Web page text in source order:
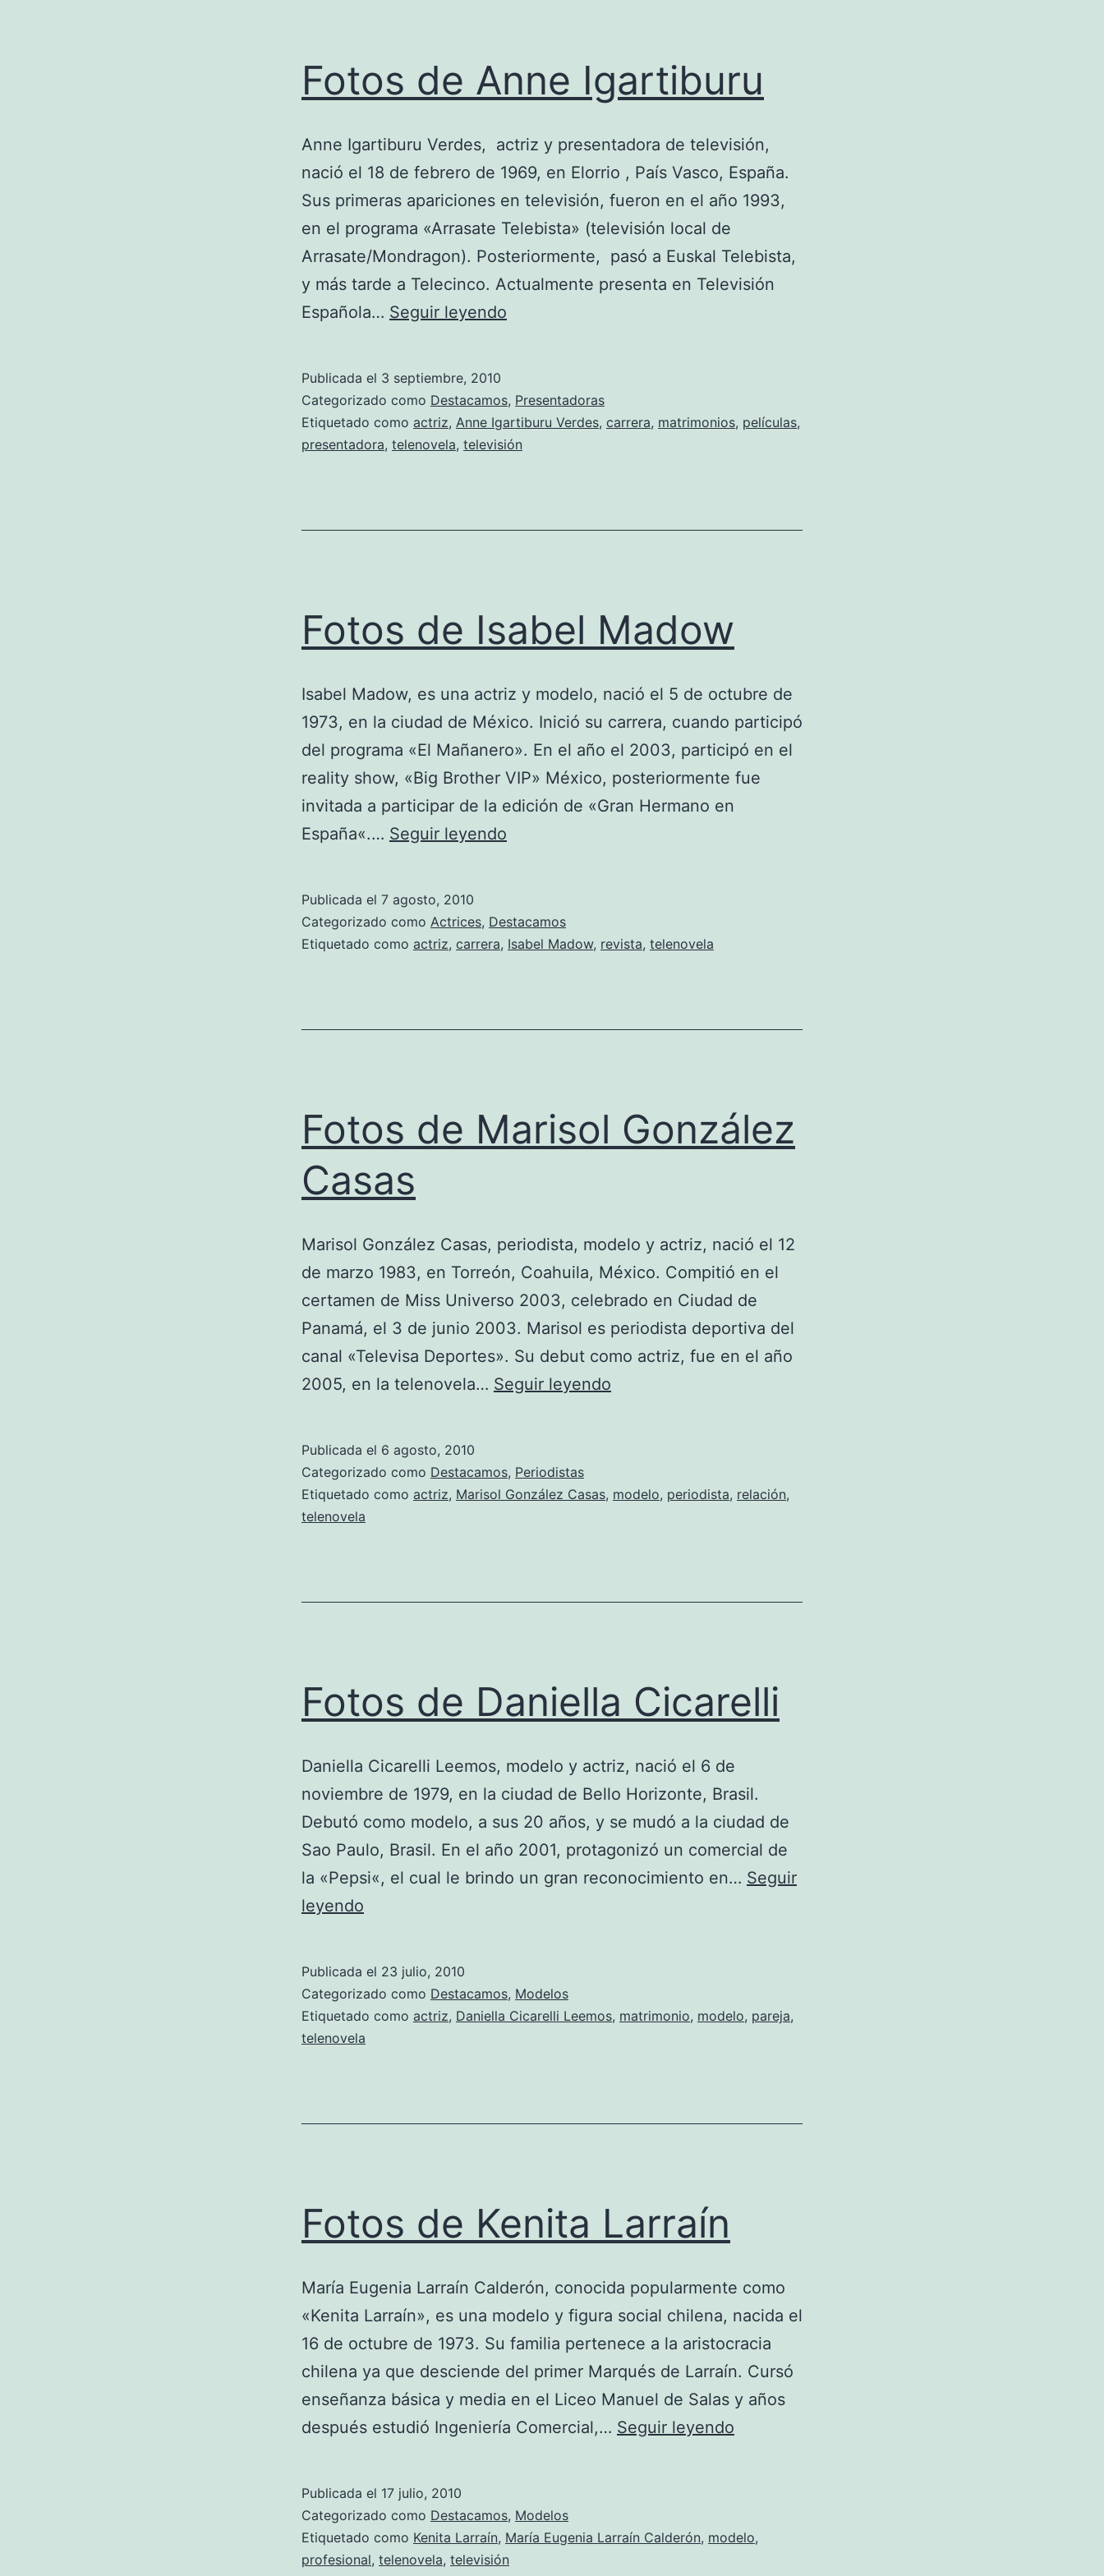
Fotos de Anne Igartiburu
Anne Igartiburu Verdes, actriz y presentadora de televisión,
nació el 18 de febrero de 1969, en Elorrio , País Vasco, España.
Sus primeras apariciones en televisión, fueron en el año 1993,
en el programa «Arrasate Telebista» (televisión local de
Arrasate/Mondragon). Posteriormente, pasó a Euskal Telebista,
y más tarde a Telecinco. Actualmente presenta en Televisión
Española… Seguir leyendo
Igartiburu
Publicada el 3 septiembre, 2010
Categorizado como Destacamos, Presentadoras
Etiquetado como actriz, Anne Igartiburu Verdes, carrera, matrimonios, películas,
presentadora, telenovela, televisión
Fotos de Isabel Madow
Isabel Madow, es una actriz y modelo, nació el 5 de octubre de
1973, en la ciudad de México. Inició su carrera, cuando participó
del programa «El Mañanero». En el año el 2003, participó en el
reality show, «Big Brother VIP» México, posteriormente fue
invitada a participar de la edición de «Gran Hermano en
España«.… Seguir leyendo
Madow
Publicada el 7 agosto, 2010
Categorizado como Actrices, Destacamos
Etiquetado como actriz, carrera, Isabel Madow, revista, telenovela
Fotos de Marisol González
Casas
Marisol González Casas, periodista, modelo y actriz, nació el 12
de marzo 1983, en Torreón, Coahuila, México. Compitió en el
certamen de Miss Universo 2003, celebrado en Ciudad de
Panamá, el 3 de junio 2003. Marisol es periodista deportiva del
canal «Televisa Deportes». Su debut como actriz, fue en el año
2005, en la telenovela… Seguir leyendo
Casas
Publicada el 6 agosto, 2010
Categorizado como Destacamos, Periodistas
Etiquetado como actriz, Marisol González Casas, modelo, periodista, relación,
telenovela
Fotos de Daniella Cicarelli
Daniella Cicarelli Leemos, modelo y actriz, nació el 6 de
noviembre de 1979, en la ciudad de Bello Horizonte, Brasil.
Debutó como modelo, a sus 20 años, y se mudó a la ciudad de
Sao Paulo, Brasil. En el año 2001, protagonizó un comercial de
la «Pepsi«, el cual le brindo un gran reconocimiento en… Seguir
leyendo
Cicarelli
Publicada el 23 julio, 2010
Categorizado como Destacamos, Modelos
Etiquetado como actriz, Daniella Cicarelli Leemos, matrimonio, modelo, pareja,
telenovela
Fotos de Kenita Larraín
María Eugenia Larraín Calderón, conocida popularmente como
«Kenita Larraín», es una modelo y figura social chilena, nacida el
16 de octubre de 1973. Su familia pertenece a la aristocracia
chilena ya que desciende del primer Marqués de Larraín. Cursó
enseñanza básica y media en el Liceo Manuel de Salas y años
después estudió Ingeniería Comercial,… Seguir leyendo
Publicada el 17 julio, 2010
Categorizado como Destacamos, Modelos
Etiquetado como Kenita Larraín, María Eugenia Larraín Calderón, modelo,
profesional, telenovela, televisión